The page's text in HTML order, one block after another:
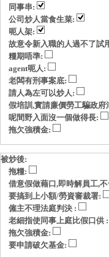
同事串:
公司炒人當食生菜:
呃人架:
故意令新入職的人過不了試
糧期唔準:
agent呃人:
老闆有刑事案底:
請人為左可以炒人:
假培訓,實請廉價勞工騙政
呢間野入面沒一個做得長:
拖欠強積金:
被炒後:
拖糧:
借意假做藉口,即時解員工,
要搞到上小額/勞資審裁署:
僱主不理法庭判決 :
老細指使同事上庭比假口供
拖欠強積金:
要申請破欠基金: